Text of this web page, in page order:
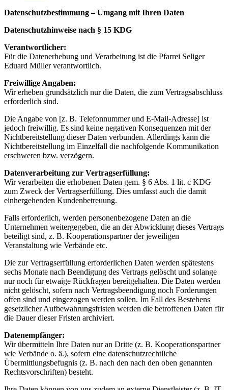
Datenschutzbestimmung – Umgang mit Ihren Daten
Datenschutzhinweise nach § 15 KDG
Verantwortlicher:
Für die Datenerhebung und Verarbeitung ist die Pfarrei Seliger
Eduard Müller verantwortlich.
Freiwillige Angaben:
Wir erheben grundsätzlich nur die Daten, die zum Vertragsabschluss
erforderlich sind.
Die Angabe von [z. B. Telefonnummer und E-Mail-Adresse] ist
jedoch freiwillig. Es sind keine negativen Konsequenzen mit der
Nichtbereitstellung dieser Daten verbunden. Allerdings kann die
Nichtbereitstellung im Einzelfall die nachfolgende Kommunikation
erschweren bzw. verzögern.
Datenverarbeitung zur Vertragserfüllung:
Wir verarbeiten die erhobenen Daten gem. § 6 Abs. 1 lit. c KDG
zum Zweck der Vertragserfüllung. Dies umfasst auch die damit
einhergehenden Kundenbetreuung.
Falls erforderlich, werden personenbezogene Daten an die
Unternehmen weitergegeben, die an der Abwicklung dieses Vertrags
beteiligt sind, z. B. Kooperationspartner der jeweiligen
Veranstaltung wie Verbände etc.
Die zur Vertragserfüllung erforderlichen Daten werden spätestens
sechs Monate nach Beendigung des Vertrags gelöscht und solange
nur noch für etwaige Rückfragen bereitgehalten. Die Daten werden
nicht gelöscht, sofern nach Vertragsbeendigung noch Forderungen
offen sind und eingezogen werden sollen. Im Fall des Bestehens
gesetzlicher Aufbewahrungsfristen werden die betroffenen Daten für
die Dauer dieser Fristen archiviert.
Datenempfänger:
Wir übermitteln Ihre Daten nur an Dritte (z. B. Kooperationspartner
wie Verbände o. ä.), sofern eine datenschutzrechtliche
Übermittlungsbefugnis (z. B. nach den nach den oben genannten
Rechtsvorschriften) besteht.